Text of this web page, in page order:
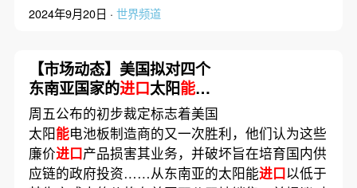
2024年9月20日 · 世界频道
【市场动态】美国拟对四个
东南亚国家的进口太阳能征
收高达271%的关税
周五公布的初步裁定标志着美国
太阳能电池板制造商的又一次胜利，他们认为这些
廉价进口产品损害其业务，并破坏旨在培育国内供
应链的政府投资……从东南亚的太阳能进口以低于